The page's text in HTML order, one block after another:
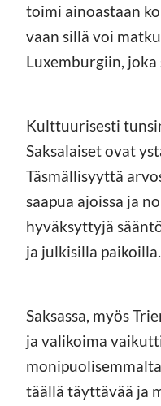
toimi ainoastaan
vaan sillä voi
Luxemburgiin,
Kulttuurisesti
Saksalaiset ovat
Täsmällisyyttä
saapua ajoissa ja
hyväksyttyjä
ja julkisilla paikoilla.
Saksassa, myös
ja valikoima
täällä täyttävää ja